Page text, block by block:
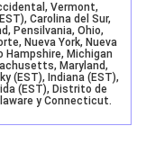
Vermont,
Carolina del Sur,
Pensilvania, Ohio,
Nueva York, Nueva
Hampshire, Michigan
Maryland,
(EST), Indiana (EST),
(EST), Distrito de
y Connecticut.